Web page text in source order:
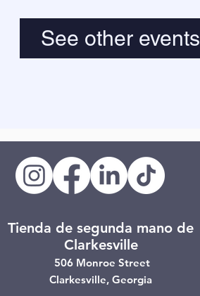
See other events
Tienda de segunda mano de
Clarkesville
506 Monroe Street
Clarkesville, Georgia